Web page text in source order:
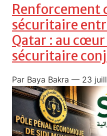
Renforcement
sécuritaire
Qatar : au
sécuritaire
Par Baya Bakra — 23